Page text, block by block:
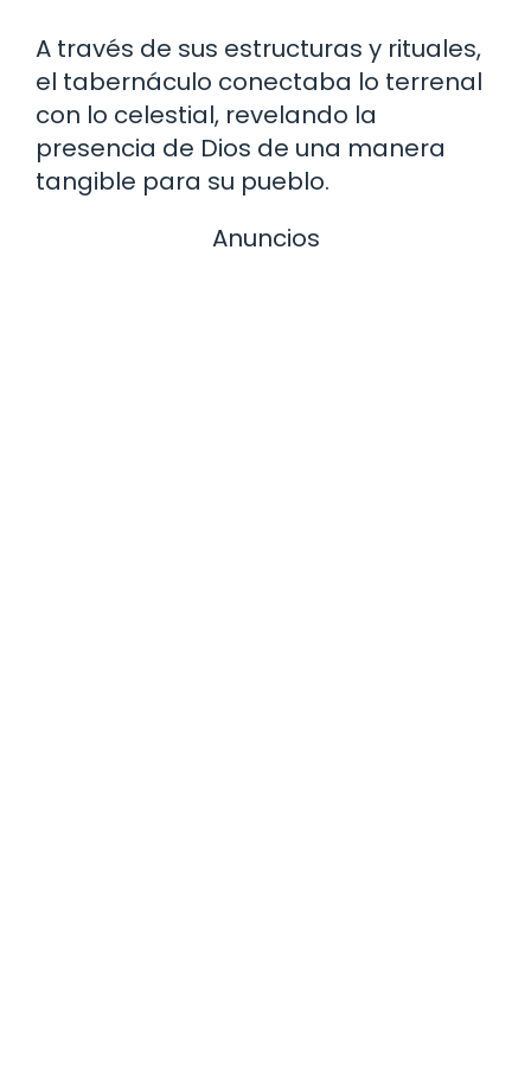
A través de sus estructuras y rituales,
el tabernáculo conectaba lo terrenal
con lo celestial, revelando la
presencia de Dios de una manera
tangible para su pueblo.
Anuncios